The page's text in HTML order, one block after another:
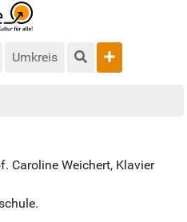
Umkreis
Caroline Weichert, Klavier